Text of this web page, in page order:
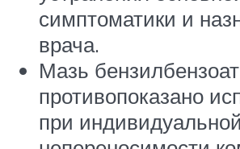
симптоматики и
врача.
Мазь бензилбензоат
противопоказано
при индивидуальной